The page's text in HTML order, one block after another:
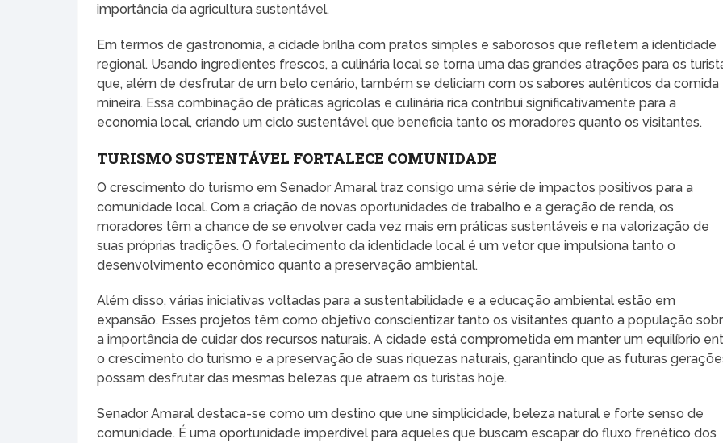
importância da agricultura sustentável.
Em termos de gastronomia, a cidade brilha com pratos simples e saborosos que refletem a identidade
regional. Usando ingredientes frescos, a culinária local se torna uma das grandes atrações para os
que, além de desfrutar de um belo cenário, também se deliciam com os sabores autênticos da comida
mineira. Essa combinação de práticas agrícolas e culinária rica contribui significativamente para a
economia local, criando um ciclo sustentável que beneficia tanto os moradores quanto os visitantes.
TURISMO SUSTENTÁVEL FORTALECE COMUNIDADE
O crescimento do turismo em Senador Amaral traz consigo uma série de impactos positivos para a
comunidade local. Com a criação de novas oportunidades de trabalho e a geração de renda, os
moradores têm a chance de se envolver cada vez mais em práticas sustentáveis e na valorização de
suas próprias tradições. O fortalecimento da identidade local é um vetor que impulsiona tanto o
desenvolvimento econômico quanto a preservação ambiental.
Além disso, várias iniciativas voltadas para a sustentabilidade e a educação ambiental estão em
expansão. Esses projetos têm como objetivo conscientizar tanto os visitantes quanto a população
a importância de cuidar dos recursos naturais. A cidade está comprometida em manter um equilíbrio
o crescimento do turismo e a preservação de suas riquezas naturais, garantindo que as futuras
possam desfrutar das mesmas belezas que atraem os turistas hoje.
Senador Amaral destaca-se como um destino que une simplicidade, beleza natural e forte senso de
comunidade. É uma oportunidade imperdível para aqueles que buscam escapar do fluxo frenético dos